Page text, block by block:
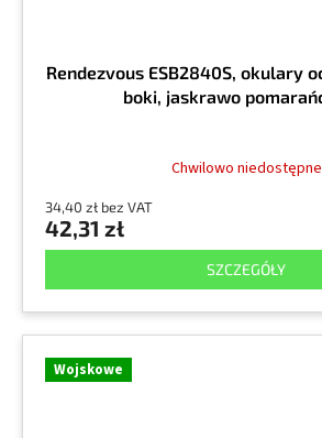
Rendezvous ESB2840S, okulary
boki, jaskrawo
Chwilowo niedostępne
34,40 zł bez VAT
42,31 zł
SZCZEGÓŁY
Wojskowe